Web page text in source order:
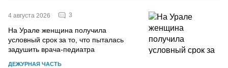
4 августа 2026 3
На Урале женщина получила
условный срок за то, что пыталась
задушить врача-педиатра
ДЕЖУРНАЯ ЧАСТЬ